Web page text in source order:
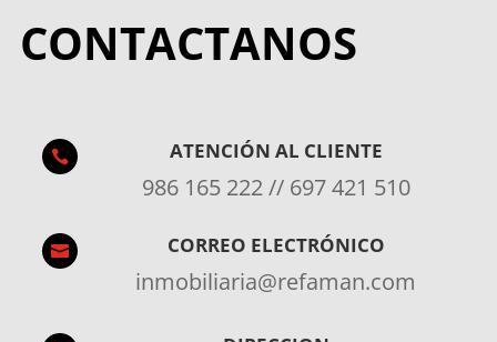
CONTACTANOS
 ATENCIÓN AL CLIENTE
986 165 222 // 697 421 510
 CORREO ELECTRÓNICO
inmobiliaria@refaman.com